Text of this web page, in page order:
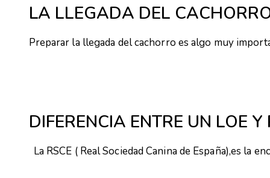
LA LLEGADA DEL
Preparar la llegada del cachorro es algo muy
DIFERENCIA ENTRE UN LOE Y
La RSCE ( Real Sociedad Canina de España),es la